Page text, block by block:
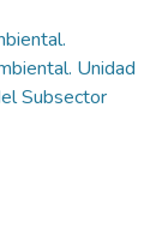
Unidad
Subsector